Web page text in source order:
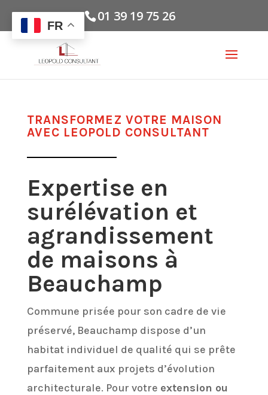
01 39 19 75 26
TRANSFORMEZ VOTRE MAISON
AVEC LEOPOLD CONSULTANT
Expertise en
surélévation et
agrandissement
de maisons à
Beauchamp
Commune prisée pour son cadre de vie
préservé, Beauchamp dispose d’un
habitat individuel de qualité qui se prête
parfaitement aux projets d’évolution
architecturale. Pour votre extension ou
FR